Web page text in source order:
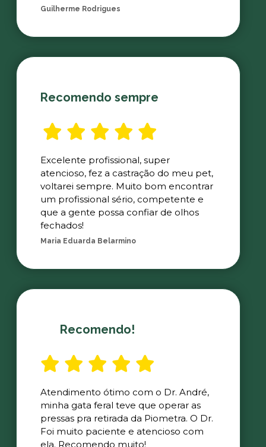
Guilherme Rodrigues
Recomendo sempre
Excelente profissional, super
atencioso, fez a castração do meu pet,
voltarei sempre. Muito bom encontrar
um profissional sério, competente e
que a gente possa confiar de olhos
fechados!
Maria Eduarda Belarmino
Recomendo!
Atendimento ótimo com o Dr. André,
minha gata feral teve que operar as
pressas pra retirada da Piometra. O Dr.
Foi muito paciente e atencioso com
ela. Recomendo muito!